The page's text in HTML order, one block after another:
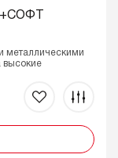
металлическими
высокие